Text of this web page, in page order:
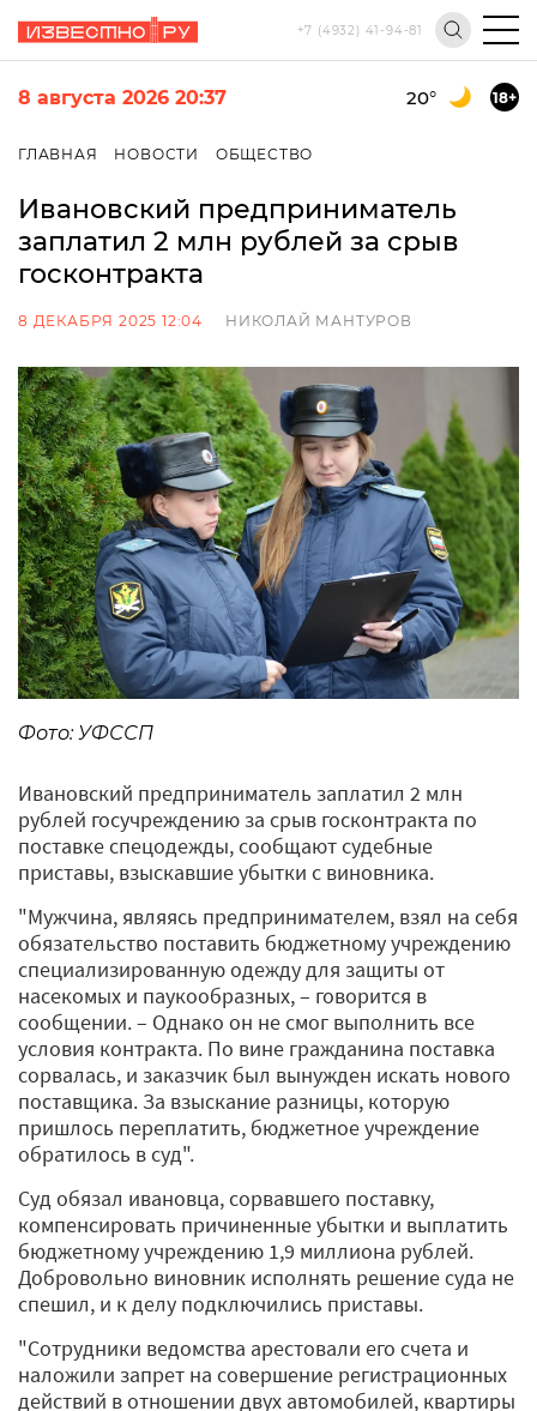
+7 (4932) 41-94-81
8 августа 2026 20:37 20° 18+
ГЛАВНАЯ НОВОСТИ ОБЩЕСТВО
Ивановский предприниматель
заплатил 2 млн рублей за срыв
госконтракта
8 ДЕКАБРЯ 2025 12:04 НИКОЛАЙ МАНТУРОВ
Фото: УФССП
Ивановский предприниматель заплатил 2 млн
рублей госучреждению за срыв госконтракта по
поставке спецодежды, сообщают судебные
приставы, взыскавшие убытки с виновника.
"Мужчина, являясь предпринимателем, взял на себя
обязательство поставить бюджетному учреждению
специализированную одежду для защиты от
насекомых и паукообразных, – говорится в
сообщении. – Однако он не смог выполнить все
условия контракта. По вине гражданина поставка
сорвалась, и заказчик был вынужден искать нового
поставщика. За взыскание разницы, которую
пришлось переплатить, бюджетное учреждение
обратилось в суд".
Суд обязал ивановца, сорвавшего поставку,
компенсировать причиненные убытки и выплатить
бюджетному учреждению 1,9 миллиона рублей.
Добровольно виновник исполнять решение суда не
спешил, и к делу подключились приставы.
"Сотрудники ведомства арестовали его счета и
наложили запрет на совершение регистрационных
действий в отношении двух автомобилей, квартиры